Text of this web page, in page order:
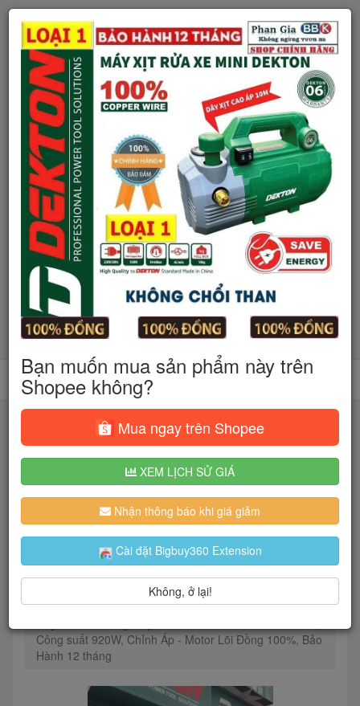
Tìm kiếm
Người dùng đang quan tâm đến 🔥...
Trang chủ Dụng cụ
Máy xịt rửa
Công suất 920W, Chỉnh Áp - Motor Lõi Đồng 100%, Bảo
Hành 12 tháng
Bạn muốn mua sản phẩm này trên
Shopee không?
Mua ngay trên Shopee
XEM LỊCH SỬ GIÁ
Nhận thông báo khi giá giảm
Cài đặt Bigbuy360 Extension
Không, ở lại!